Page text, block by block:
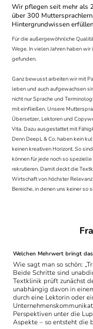
Wir pflegen seit mehr als
über 300
Hintergrundwissen
Für die außergewöhnliche
Wege. In vielen Jahren haben
gefunden.
Ganz bewusst arbeiten wir mit
leben und auch aufgewachsen
nicht nur Sprache und
mit einfließen. Unsere
Übersetzer, Lektoren und
Vita. Dazu ausgestattet mit
Denn DeepL & Co. haben kein
keinen kreativen Horizont. So
können für jede noch so
rekrutieren. Damit deckt die
Wirtschaft von höchster
Bereiche, in denen uns keiner
Welchen Mehrwert bringt
Wie sagt man so schön:
Beide Schritte sind
Textklinik prüft zunächst
unabhängig davon in
durch eine Lektorin oder
Perspektiven unter die
Aspekte – so entsteht die